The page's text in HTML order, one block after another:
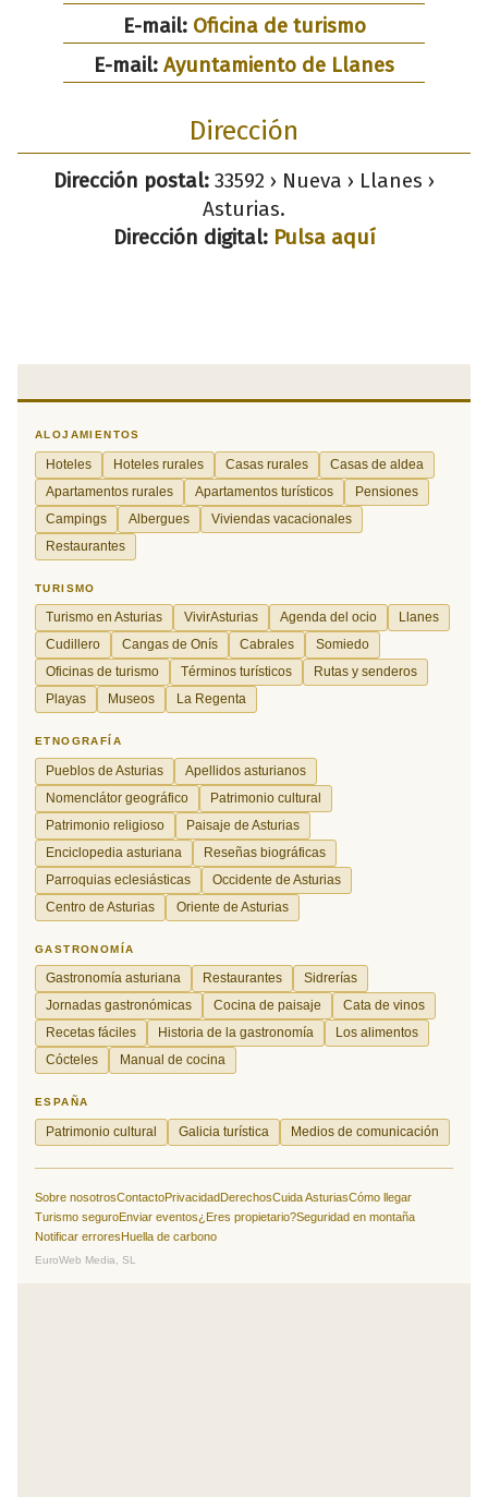
E-mail: Oficina de turismo
E-mail: Ayuntamiento de Llanes
Dirección
Dirección postal: 33592 › Nueva › Llanes ›
Asturias.
Dirección digital: Pulsa aquí